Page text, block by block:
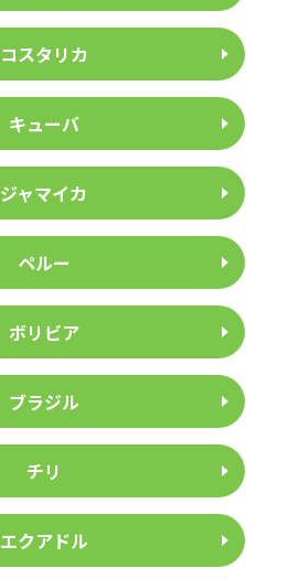
コスタリカ
キューバ
ジャマイカ
ペルー
ボリビア
ブラジル
チリ
エクアドル